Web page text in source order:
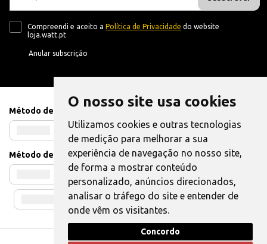
O nosso site usa cookies
Utilizamos cookies e outras tecnologias
de medição para melhorar a sua
experiência de navegação no nosso site,
de forma a mostrar conteúdo
personalizado, anúncios direcionados,
analisar o tráfego do site e entender de
onde vêm os visitantes.
Concordo
Compreendi e aceito a Política de Privacidade do website
loja.watt.pt
Anular subscrição
Método de Pagamento
Método de Envio
Livro de Reclamações | Também pode Elogiar